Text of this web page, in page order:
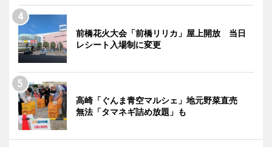
前橋花火大会「前橋リリカ」屋上開放 当日
レシート入場制に変更
高崎「ぐんま青空マルシェ」地元野菜直売
無法「タマネギ詰め放題」も